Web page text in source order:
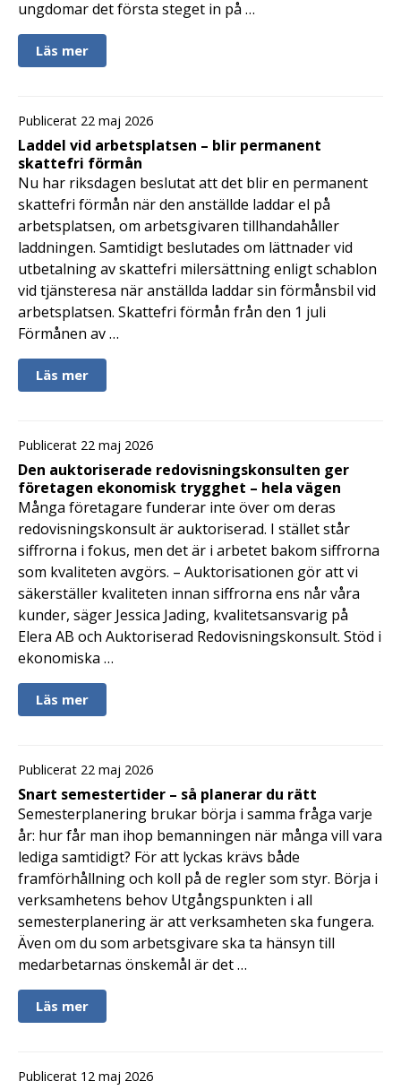
ungdomar det första steget in på …
Läs mer
Publicerat 22 maj 2026
Laddel vid arbetsplatsen – blir permanent
skattefri förmån
Nu har riksdagen beslutat att det blir en permanent
skattefri förmån när den anställde laddar el på
arbetsplatsen, om arbetsgivaren tillhandahåller
laddningen. Samtidigt beslutades om lättnader vid
utbetalning av skattefri milersättning enligt schablon
vid tjänsteresa när anställda laddar sin förmånsbil vid
arbetsplatsen. Skattefri förmån från den 1 juli
Förmånen av …
Läs mer
Publicerat 22 maj 2026
Den auktoriserade redovisningskonsulten ger
företagen ekonomisk trygghet – hela vägen
Många företagare funderar inte över om deras
redovisningskonsult är auktoriserad. I stället står
siffrorna i fokus, men det är i arbetet bakom siffrorna
som kvaliteten avgörs. – Auktorisationen gör att vi
säkerställer kvaliteten innan siffrorna ens når våra
kunder, säger Jessica Jading, kvalitetsansvarig på
Elera AB och Auktoriserad Redovisningskonsult. Stöd i
ekonomiska …
Läs mer
Publicerat 22 maj 2026
Snart semestertider – så planerar du rätt
Semesterplanering brukar börja i samma fråga varje
år: hur får man ihop bemanningen när många vill vara
lediga samtidigt? För att lyckas krävs både
framförhållning och koll på de regler som styr. Börja i
verksamhetens behov Utgångspunkten i all
semesterplanering är att verksamheten ska fungera.
Även om du som arbetsgivare ska ta hänsyn till
medarbetarnas önskemål är det …
Läs mer
Publicerat 12 maj 2026